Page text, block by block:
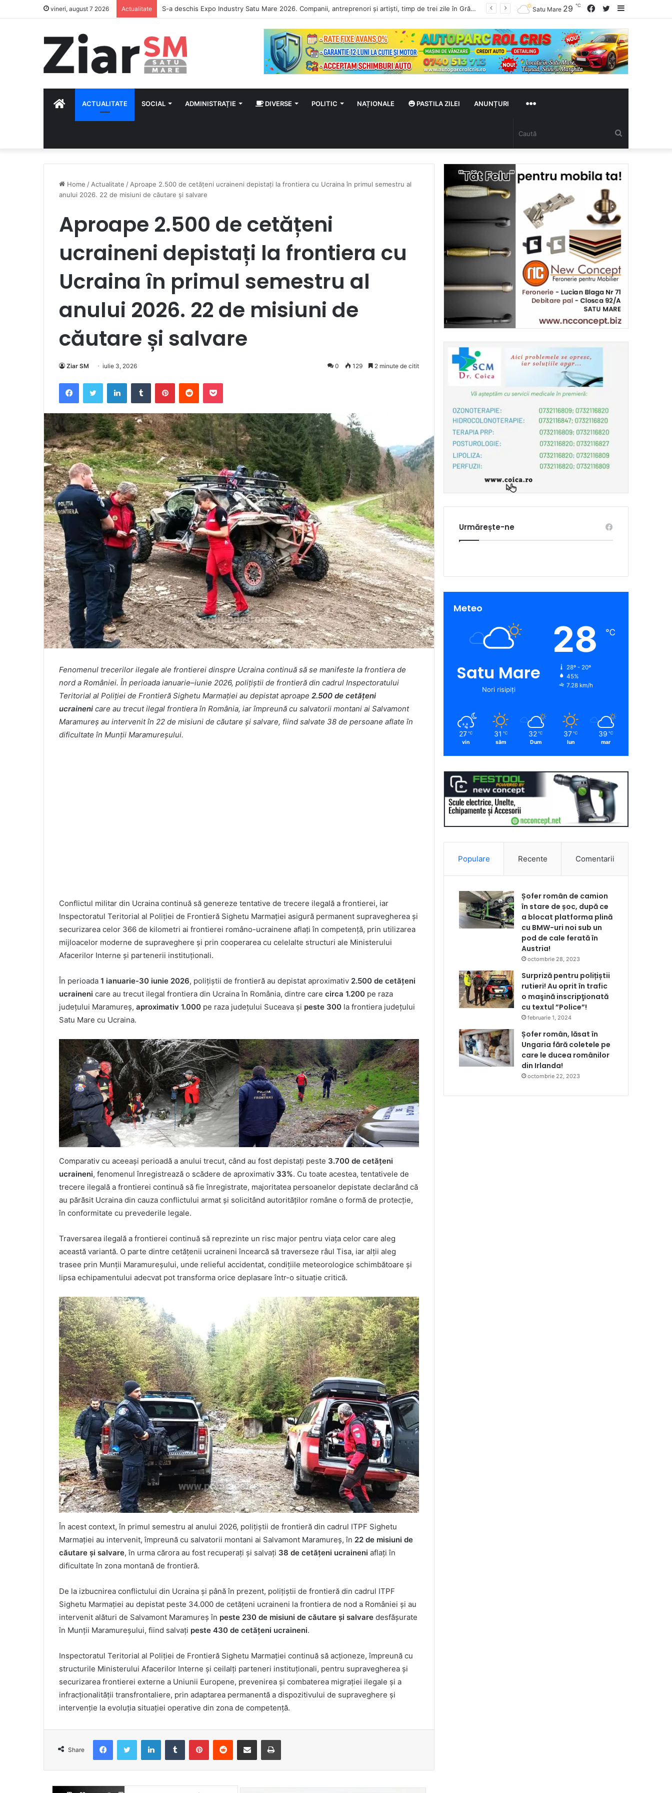
vineri, august 7 2026 Actualitate Turiștii care circulă pe Autostrada A2 spre mare sunt avertizați de autorități cu privire la obiecte metalice periculoase pe carosabil, care pot provoca explozii ale anvelopelor Sidebar
Twitter
Facebook
Satu Mare 29 ℃
HOMEACTUALITATE SOCIAL ADMINISTRAȚIE DIVERSE POLITIC NAȚIONALE PASTILA ZILEI ANUNȚURI
MULTE
Home / Actualitate / Aproape 2.500 de cetățeni ucraineni depistați la frontiera cu Ucraina în primul semestru al
anului 2026. 22 de misiuni de căutare și salvare
Aproape 2.500 de cetățeni
ucraineni depistați la frontiera cu
Ucraina în primul semestru al
anului 2026. 22 de misiuni de
căutare și salvare
Ziar SM iulie 3, 2026 0 129 2 minute de citit
FacebookTwitter LinkedInTumblr PinterestReddit Pocket
Fenomenul trecerilor ilegale ale frontierei dinspre Ucraina continuă să se manifeste la frontiera de
nord a României. În perioada ianuarie–iunie 2026, polițiștii de frontieră din cadrul Inspectoratului
Teritorial al Poliției de Frontieră Sighetu Marmației au depistat aproape 2.500 de cetățeni
ucraineni care au trecut ilegal frontiera în România, iar împreună cu salvatorii montani ai Salvamont
Maramureș au intervenit în 22 de misiuni de căutare și salvare, fiind salvate 38 de persoane aflate în
dificultate în Munții Maramureșului.
Conflictul militar din Ucraina continuă să genereze tentative de trecere ilegală a frontierei, iar
Inspectoratul Teritorial al Poliției de Frontieră Sighetu Marmației asigură permanent supravegherea și
securizarea celor 366 de kilometri ai frontierei româno-ucrainene aflați în competență, prin utilizarea
mijloacelor moderne de supraveghere și prin cooperarea cu celelalte structuri ale Ministerului
Afacerilor Interne și partenerii instituționali.
În perioada 1 ianuarie-30 iunie 2026, polițiștii de frontieră au depistat aproximativ 2.500 de cetățeni
ucraineni care au trecut ilegal frontiera din Ucraina în România, dintre care circa 1.200 pe raza
județului Maramureș, aproximativ 1.000 pe raza județului Suceava și peste 300 la frontiera județului
Satu Mare cu Ucraina.
Comparativ cu aceeași perioadă a anului trecut, când au fost depistați peste 3.700 de cetățeni
ucraineni, fenomenul înregistrează o scădere de aproximativ 33%. Cu toate acestea, tentativele de
trecere ilegală a frontierei continuă să fie înregistrate, majoritatea persoanelor depistate declarând că
au părăsit Ucraina din cauza conflictului armat și solicitând autorităților române o formă de protecție,
în conformitate cu prevederile legale.
Traversarea ilegală a frontierei continuă să reprezinte un risc major pentru viața celor care aleg
această variantă. O parte dintre cetățenii ucraineni încearcă să traverseze râul Tisa, iar alții aleg
trasee prin Munții Maramureșului, unde relieful accidentat, condițiile meteorologice schimbătoare și
lipsa echipamentului adecvat pot transforma orice deplasare într-o situație critică.
În acest context, în primul semestru al anului 2026, polițiștii de frontieră din cadrul ITPF Sighetu
Marmației au intervenit, împreună cu salvatorii montani ai Salvamont Maramureș, în 22 de misiuni de
căutare și salvare, în urma cărora au fost recuperați și salvați 38 de cetățeni ucraineni aflați în
dificultate în zona montană de frontieră.
De la izbucnirea conflictului din Ucraina și până în prezent, polițiștii de frontieră din cadrul ITPF
Sighetu Marmației au depistat peste 34.000 de cetățeni ucraineni la frontiera de nod a României și au
intervenit alături de Salvamont Maramureș în peste 230 de misiuni de căutare și salvare desfășurate
în Munții Maramureșului, fiind salvați peste 430 de cetățeni ucraineni.
Inspectoratul Teritorial al Poliției de Frontieră Sighetu Marmației continuă să acționeze, împreună cu
structurile Ministerului Afacerilor Interne și ceilalți parteneri instituționali, pentru supravegherea și
securizarea frontierei externe a Uniunii Europene, prevenirea și combaterea migrației ilegale și a
infracționalității transfrontaliere, prin adaptarea permanentă a dispozitivului de supraveghere și
intervenție la evoluția situației operative din zona de competență.
Share
FacebookTwitter LinkedInTumblr PinterestReddit Share via Email Print
Urmărește-ne
Meteo
Satu Mare
Nori risipiți
28 ℃
28º - 20º
45%
7.28 km/h
27 ℃
vin
31 ℃
sâm
32 ℃
Dum
37 ℃
lun
39 ℃
mar
Populare Recente Comentarii
Șofer român de camion
în stare de șoc, după ce
a blocat platforma plină
cu BMW-uri noi sub un
pod de cale ferată în
Austria!
octombrie 28, 2023
Surpriză pentru polițiștii
rutieri! Au oprit în trafic
o maşină inscripţionată
cu textul ”Police”!
februarie 1, 2024
Șofer român, lăsat în
Ungaria fără coletele pe
care le ducea românilor
din Irlanda!
octombrie 22, 2023